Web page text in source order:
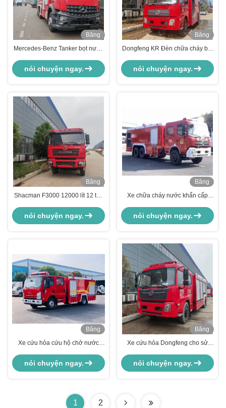
Băng
Hình
Mercedes-Benz Tanker bọt nước
nói chuyện ngay.
Băng
Hình
Dongfeng KR Đèn chữa cháy bọt
nói chuyện ngay.
Băng
Hình
Shacman F3000 12000 lít 12 tấn
nói chuyện ngay.
Băng
Hình
Xe chữa cháy nước khẩn cấp
nói chuyện ngay.
Băng
Hình
Xe cứu hỏa cứu hộ chở nước
nói chuyện ngay.
Băng
Hình
Xe cứu hỏa Dongfeng cho sử
Campuchia
nói chuyện ngay.
1 2